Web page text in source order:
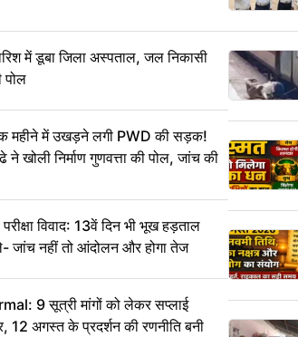
में डूबा जिला अस्पताल, जल निकासी
पोल
महीने में उखड़ने लगी PWD की सड़क!
खोली निर्माण गुणवत्ता की पोल, जांच की
विवाद: 13वें दिन भी भूख हड़ताल
जांच नहीं तो आंदोलन और होगा तेज
9 सूत्री मांगों को लेकर सप्लाई
12 अगस्त के प्रदर्शन की रणनीति बनी